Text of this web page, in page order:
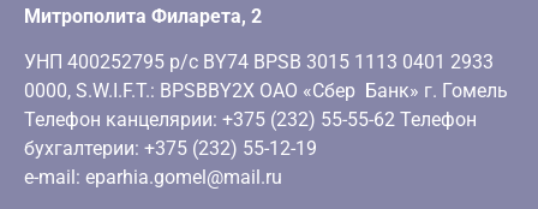
Митрополита Филарета, 2
УНП 400252795 р/с BY74 BPSB 3015 1113 0401 2933
0000, S.W.I.F.T.: BPSBBY2X ОАО «Сбер Банк» г. Гомель
Телефон канцелярии: +375 (232) 55-55-62 Телефон
бухгалтерии: +375 (232) 55-12-19
e-mail: eparhia.gomel@mail.ru